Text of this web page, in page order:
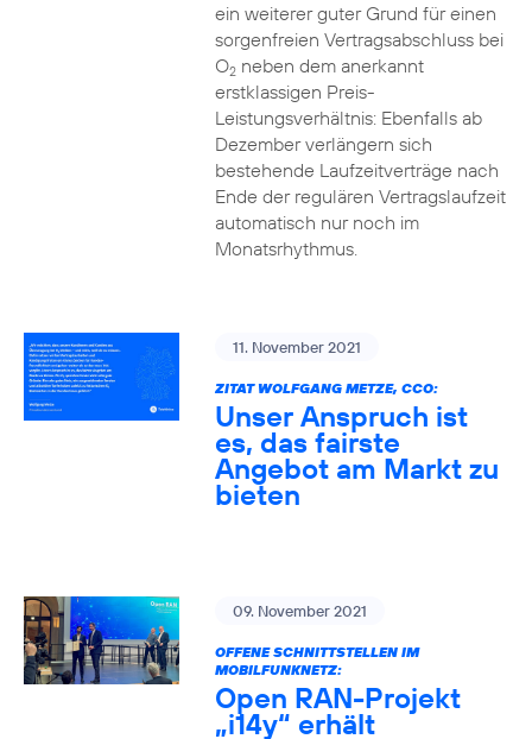
ein weiterer guter Grund für einen
sorgenfreien Vertragsabschluss bei
O2neben dem anerkannt
erstklassigen Preis-
Leistungsverhältnis: Ebenfalls ab
Dezember verlängern sich
bestehende Laufzeitverträge nach
Ende der regulären Vertragslaufzeit
automatisch nur noch im
Monatsrhythmus.
11. November 2021
ZITAT WOLFGANG METZE, CCO:
Unser Anspruch ist
es, das fairste
Angebot am Markt zu
bieten
09. November 2021
OFFENE SCHNITTSTELLEN IM
MOBILFUNKNETZ:
Open RAN-Projekt
„i14y“ erhält